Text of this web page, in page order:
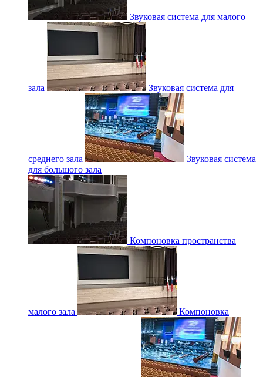
Звуковая система для малого
зала Звуковая система для
среднего зала
Звуковая система
для большого зала
Компоновка пространства
малого зала Компоновка